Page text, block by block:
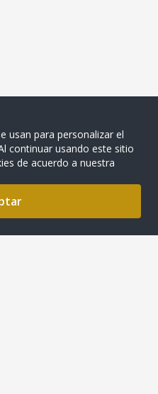
usan para personalizar el
continuar usando este sitio
de acuerdo a nuestra